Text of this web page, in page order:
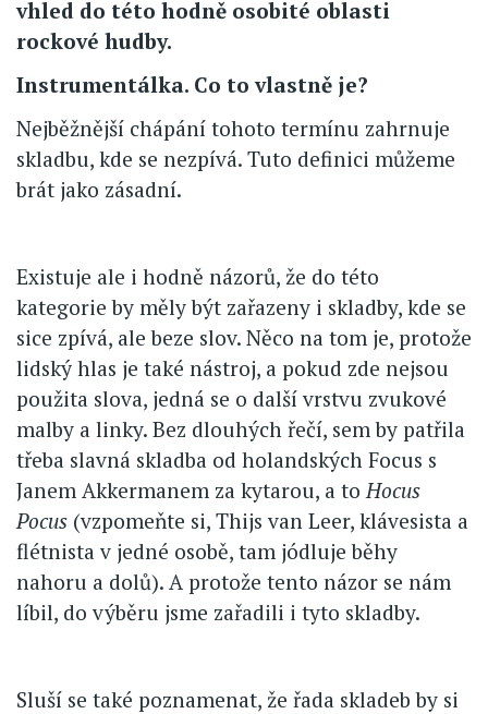
vhled do této hodně osobité oblasti
rockové hudby.
Instrumentálka. Co to vlastně je?
Nejběžnější chápání tohoto termínu zahrnuje
skladbu, kde se nezpívá. Tuto definici můžeme
brát jako zásadní.
Existuje ale i hodně názorů, že do této
kategorie by měly být zařazeny i skladby, kde se
sice zpívá, ale beze slov. Něco na tom je, protože
lidský hlas je také nástroj, a pokud zde nejsou
použita slova, jedná se o další vrstvu zvukové
malby a linky. Bez dlouhých řečí, sem by patřila
třeba slavná skladba od holandských Focus s
Janem Akkermanem za kytarou, a to Hocus
Pocus (vzpomeňte si, Thijs van Leer, klávesista a
flétnista v jedné osobě, tam jódluje běhy
nahoru a dolů). A protože tento názor se nám
líbil, do výběru jsme zařadili i tyto skladby.
Sluší se také poznamenat, že řada skladeb by si